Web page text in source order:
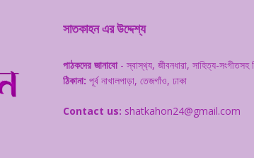
সাতকাহন এর উদ্দেশ্য
পাঠকদের জানাবো - স্বাস্থ‌্য, জীবনধারা, সাহিত্য-সংগীতসহ
ঠিকানা: পূর্ব নাখালপাড়া, তেজগাঁও, ঢাকা
Contact us: shatkahon24@gmail.com